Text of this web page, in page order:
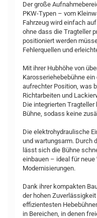
Der große
PKW-Typen – vom
Fahrzeug wird einfach
ohne dass die Tragteller
positioniert werden
Fehlerquellen und
Mit ihrer Hubhöhe von
Karosseriehebebühne
aufrechter Position, was
Richtarbeiten und
Die integrierten Tragteller
Bühne, sodass keine
Die elektrohydraulische
und wartungsarm. Durch
lässt sich die Bühne
einbauen – ideal für
Modernisierungen.
Dank ihrer kompakten
der hohen Zuverlässigkeit
effizientesten
in Bereichen, in denen